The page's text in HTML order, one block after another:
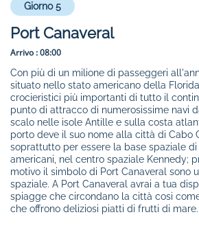
Giorno 5
Port Canaveral
Arrivo :08:00
Con più di un milione di passeggeri
situato nello stato americano della
crocieristici più importanti di tutto il
punto di attracco di numerosissime navi
scalo nelle isole Antille e sulla costa
porto deve il suo nome alla città di Cabo
soprattutto per essere la base spaziale
americani, nel centro spaziale Kennedy;
motivo il simbolo di Port Canaveral sono
spaziale. A Port Canaveral avrai a tua
spiagge che circondano la città cosi
che offrono deliziosi piatti di frutti di mare.